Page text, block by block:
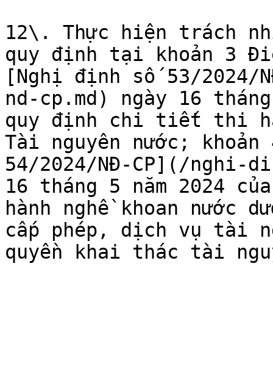
12\. Thực hiện trách
quy định tại khoản 3
[Nghị định số 53/2024/
nd-cp.md) ngày 16
quy định chi tiết thi
Tài nguyên nước;
54/2024/NĐ-CP](/nghi-
16 tháng 5 năm 2024
hành nghề khoan
cấp phép, dịch vụ tài